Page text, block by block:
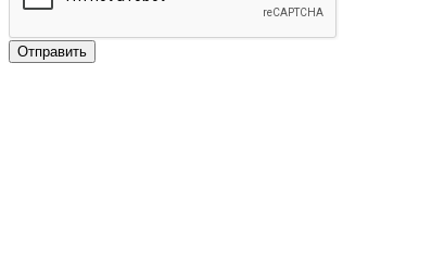
Отправить